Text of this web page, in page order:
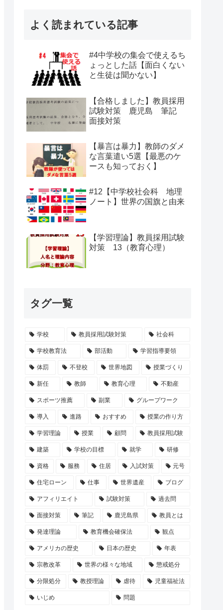
よく読まれている記事
#4中学校の集会で使えるち
ょっとした話【面白くない
と生徒は聞かない】
【合格しました】教員採用
試験対策 鹿児島 筆記
面接対策
【暴言は暴力】教師のダメ
な言葉遣い5選【最悪のケ
ースも知っておく】
#12【中学校社会科 地理
ノート】世界の国旗と由来
【学習理論】教員採用試験
対策 13（教育心理）
タグ一覧
学校 教員採用試験対策 社会科
学校教育法 部活動 学習指導要領
体罰 不登校 世界地図 授業づくり
新任 教師 教育心理 不動産
スポーツ推薦 副業 グループワーク
導入 進路 おすすめ 授業の作り方
学習理論 授業 顧問 教員採用試験
建築 学校の目標 就学 研修
資格 服務 住居 入試対策 元号
住宅ローン 仕事 世界遺産 ブログ
アフィリエイト 試験対策 過去問
面接対策 筆記 鹿児島県 教員とは
発達理論 教育機会確保法 観点
アメリカの歴史 日本の歴史 年表
宗教改革 世界の様々な地域 懲戒処分
分限処分 教授理論 虐待 児童福祉法
いじめ 問題